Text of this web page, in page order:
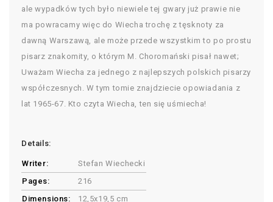
ale wypadków tych było niewiele tej gwary już prawie nie
ma powracamy więc do Wiecha trochę z tęsknoty za
dawną Warszawą, ale może przede wszystkim to po prostu
pisarz znakomity, o którym M. Choromański pisał nawet;
Uważam Wiecha za jednego z najlepszych polskich pisarzy
współczesnych. W tym tomie znajdziecie opowiadania z
lat 1965-67. Kto czyta Wiecha, ten się uśmiecha!
Details:
Writer:
Stefan Wiechecki
Pages:
216
Dimensions:
12,5x19,5 cm